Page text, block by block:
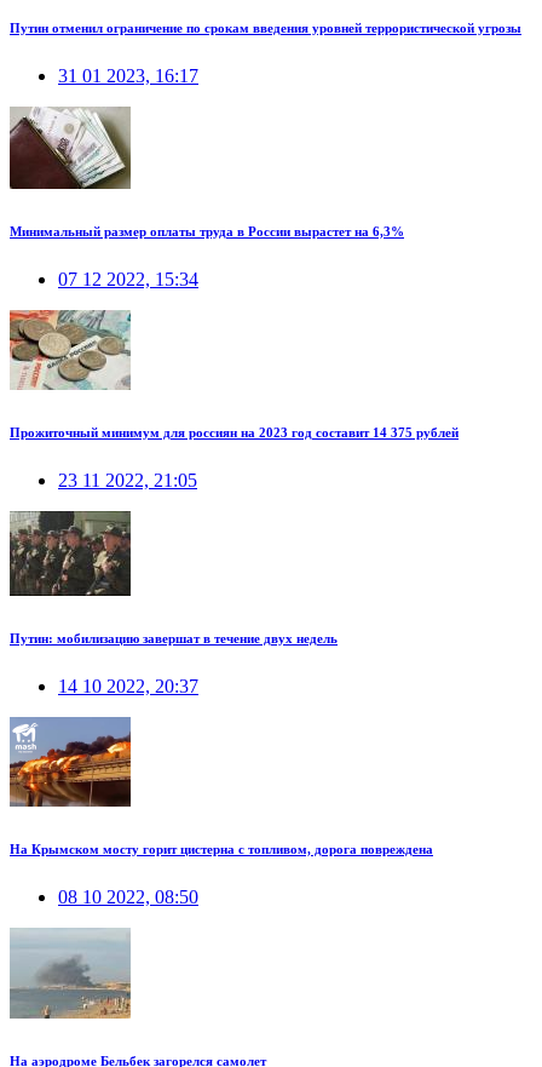
Путин отменил ограничение по срокам введения уровней террористической угрозы
31 01 2023, 16:17
Минимальный размер оплаты труда в России вырастет на 6,3%
07 12 2022, 15:34
Прожиточный минимум для россиян на 2023 год составит 14 375 рублей
23 11 2022, 21:05
Путин: мобилизацию завершат в течение двух недель
14 10 2022, 20:37
На Крымском мосту горит цистерна с топливом, дорога повреждена
08 10 2022, 08:50
На аэродроме Бельбек загорелся самолет